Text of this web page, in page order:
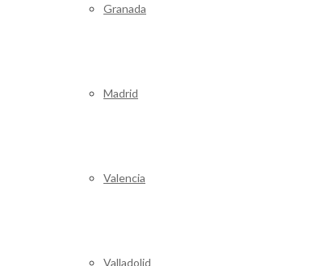
Granada
Madrid
Valencia
Valladolid